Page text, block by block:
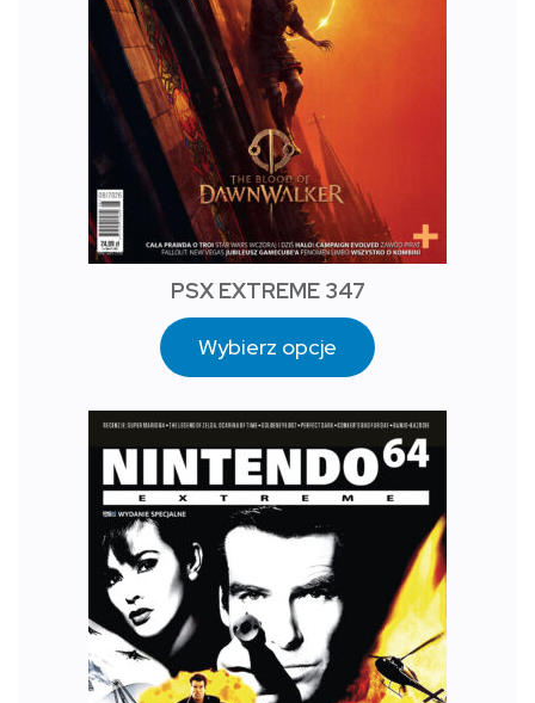
PSX EXTREME 347
Wybierz opcje